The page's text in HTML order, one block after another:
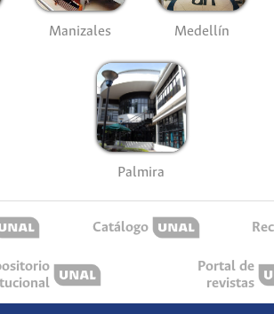
Manizales Medellín
Palmira
Catálogo
Portal de
revistas